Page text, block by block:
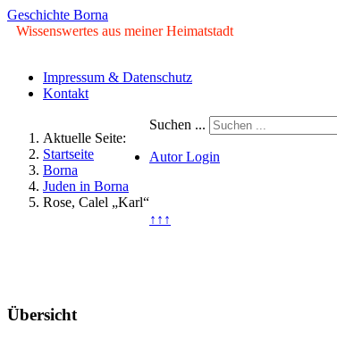
Geschichte Borna
Wissenswertes aus meiner Heimatstadt
Impressum & Datenschutz
Kontakt
Aktuelle Seite:
Startseite
Borna
Juden in Borna
Rose, Calel „Karl“
Suchen ...
Autor Login
↑↑↑
Übersicht